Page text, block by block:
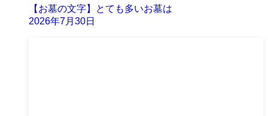
【お墓の文字】とても多いお墓は
2026年7月30日